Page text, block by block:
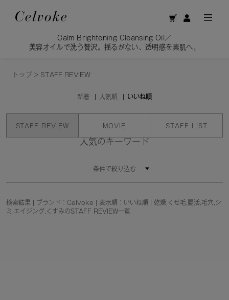
Calm Brightening Cleansing Oil／
美容オイルで洗う贅沢。揺るがない、透明感を素肌へ。
トップ > STAFF REVIEW
新着 人気順 いいね順
STAFF REVIEW MOVIE STAFF LIST
人気のキーワード
条件で絞り込む
検索結果 | ブランド：Celvoke | 表示順：いいね順 | 乾燥,くせ毛,腸活,毛穴,シ
ミ,エイジング,くすみのSTAFF REVIEW一覧